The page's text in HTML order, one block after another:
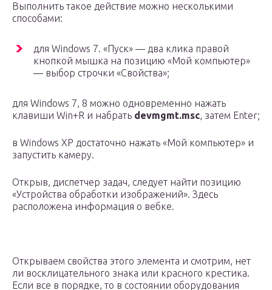
Выполнить такое действие можно несколькими
способами:
для Windows 7. «Пуск» — два клика правой
кнопкой мышка на позицию «Мой компьютер»
— выбор строчки «Свойства»;
для Windows 7, 8 можно одновременно нажать
клавиши Win+R и набрать devmgmt.msc, затем Enter;
в Windows XP достаточно нажать «Мой компьютер» и
запустить камеру.
Открыв, диспетчер задач, следует найти позицию
«Устройства обработки изображений». Здесь
расположена информация о вебке.
Открываем свойства этого элемента и смотрим, нет
ли восклицательного знака или красного крестика.
Если все в порядке, то в состоянии оборудования